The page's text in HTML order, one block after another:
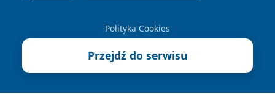
Polityka Cookies
Przejdź do serwisu